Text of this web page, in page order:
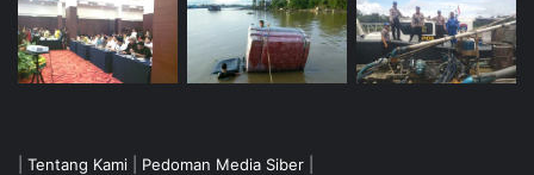
Tentang Kami Pedoman Media Siber